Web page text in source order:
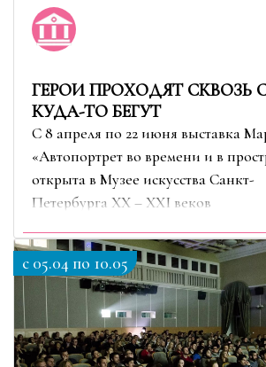
ГЕРОИ ПРОХОДЯТ СКВОЗЬ
КУДА-ТО БЕГУТ
С 8 апреля по 22 июня выставка
«Автопортрет во времени и в
открыта в Музее искусства Санкт-
Петербурга XX – XXI веков
c 05.04 по 10.05